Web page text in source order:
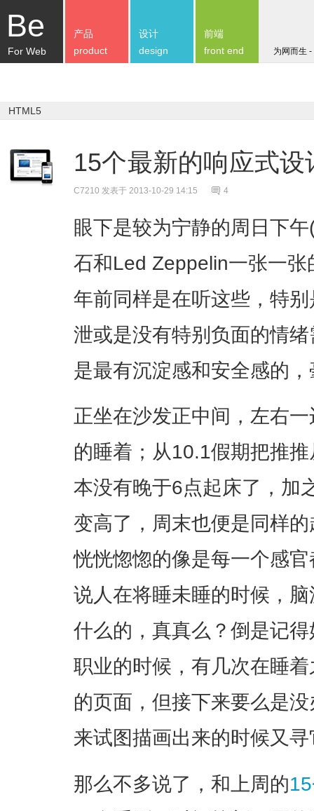
Be
For Web 为网而生
产品
product
设计
design
前端
front end
HTML5
15个最新的响应式
C7210 发表于 2013-10-29 14:15 4
眼下是较为宁静的周日下
石和Led Zeppelin一张一
年前同样是在听这些，特
泄或是没有特别负面的情
是最有沉淀感和安全感的
正坐在沙发正中间，左右
的睡着；从10.1假期把推
本没有晚于6点起床了，加
变高了，周末也便是同样
恍恍惚惚的像是每一个感
说人在将睡未睡的时候，
什么的，真真么？倒是记
职业的时候，有几次在睡
的页面，但接下来要么是
来试图描画出来的时候又
那么不多说了，和上周的